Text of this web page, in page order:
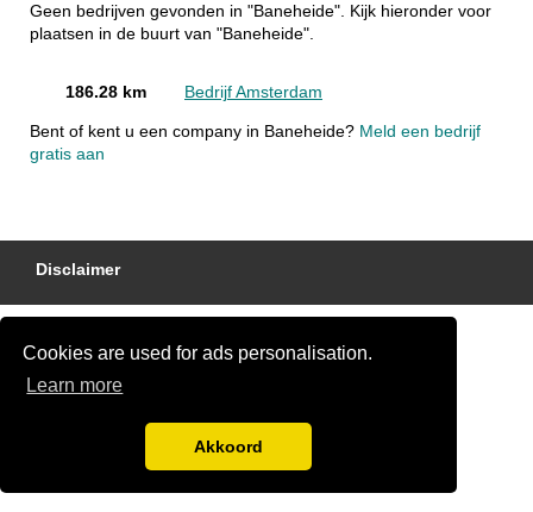
Cookies are used for ads personalisation.
Learn more
Akkoord
Geen bedrijven gevonden in "Baneheide". Kijk hieronder voor
plaatsen in de buurt van "Baneheide".
186.28 km Bedrijf Amsterdam
Bent of kent u een company in Baneheide? Meld een bedrijf
gratis aan
Disclaimer